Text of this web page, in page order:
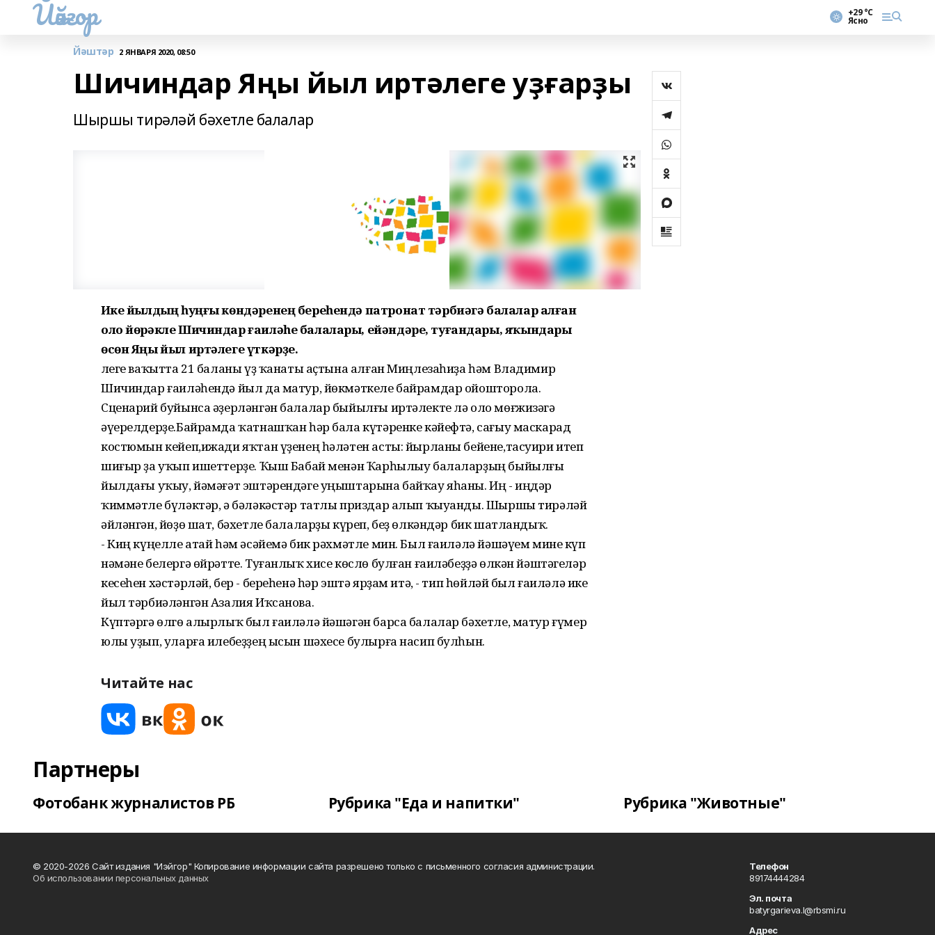
Йәйғор +29 °С
Ясно
Йәштәр 2 ЯНВАРЯ 2020, 08:50
Шичиндар Яңы йыл иртәлеге уҙғарҙы
Шыршы тирәләй бәхетле балалар
Иҫке йылдың һуңғы көндәренең береһендә патронат тәрбиәгә балалар алған
оло йөрәкле Шичиндар ғаиләһе балалары, ейәндәре, туғандары, яҡындары
өсөн Яңы йыл иртәлеге үткәрҙе.
Әлеге ваҡытта 21 баланы үҙ ҡанаты аҫтына алған Миңлезаһиҙа һәм Владимир
Шичиндар ғаиләһендә йыл да матур, йөкмәткеле байрамдар ойошторола.
Сценарий буйынса әҙерләнгән балалар быйылғы иртәлекте лә оло мөғжизәгә
әүерелдерҙе.Байрамда ҡатнашҡан һәр бала күтәренке кәйефтә, сағыу маскарад
костюмын кейеп,ижади яҡтан үҙенең һәләтен асты: йырланы бейене,тасуири итеп
шиғыр ҙа уҡып ишеттерҙе. Ҡыш Бабай менән Ҡарһылыу балаларҙың быйылғы
йылдағы уҡыу, йәмәғәт эштәрендәге уңыштарына байҡау яһаны. Иң - иңдәр
ҡиммәтле бүләктәр, ә бәләкәстәр татлы приздар алып ҡыуанды. Шыршы тирәләй
әйләнгән, йөҙө шат, бәхетле балаларҙы күреп, беҙ өлкәндәр бик шатландыҡ.
- Киң күңелле атай һәм әсәйемә бик рәхмәтле мин. Был ғаиләлә йәшәүем мине күп
нәмәне белергә өйрәтте. Туғанлыҡ хисе көслө булған ғаиләбеҙҙә өлкән йәштәгеләр
кесеһен хәстәрләй, бер - береһенә һәр эштә ярҙам итә, - тип һөйләй был ғаиләлә ике
йыл тәрбиәләнгән Азалия Иҡсанова.
Күптәргә өлгө алырлыҡ был ғаиләлә йәшәгән барса балалар бәхетле, матур ғүмер
юлы уҙып, уларға илебеҙҙең ысын шәхесе булырға насип булһын.
Читайте нас
Партнеры
Фотобанк журналистов РБ Рубрика "Еда и напитки" Рубрика "Животные"
© 2020-2026 Сайт издания "Иэйгор" Копирование информации сайта разрешено только с письменного согласия администрации.
Об использовании персональных данных
Телефон
89174444284
Эл. почта
batyrgarieva.l@rbsmi.ru
Адрес